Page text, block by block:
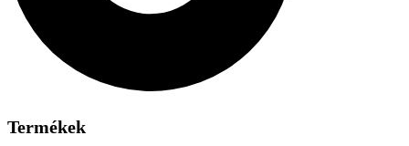
Termékek